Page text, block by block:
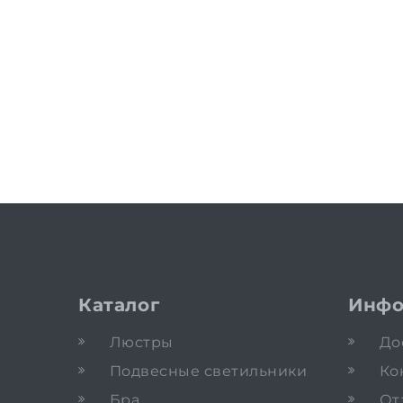
Каталог
Люстры
Подвесные светильники